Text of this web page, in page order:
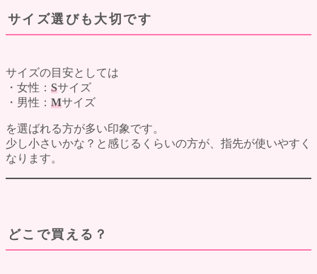
サイズ選びも大切です
サイズの目安としては
・女性： Sサイズ
・男性： Mサイズ
を選ばれる方が多い印象です。
少し小さいかな？と感じるくらいの方が、指先が使いやすく
なります。
どこで買える？